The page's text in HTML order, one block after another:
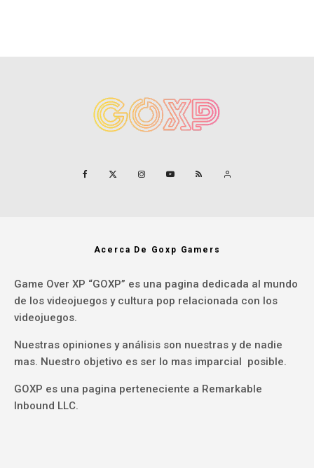
Acerca De Goxp Gamers
Game Over XP “GOXP” es una pagina dedicada al mundo
de los videojuegos y cultura pop relacionada con los
videojuegos.
Nuestras opiniones y análisis son nuestras y de nadie
mas. Nuestro objetivo es ser lo mas imparcial posible.
GOXP es una pagina perteneciente a Remarkable
Inbound LLC.